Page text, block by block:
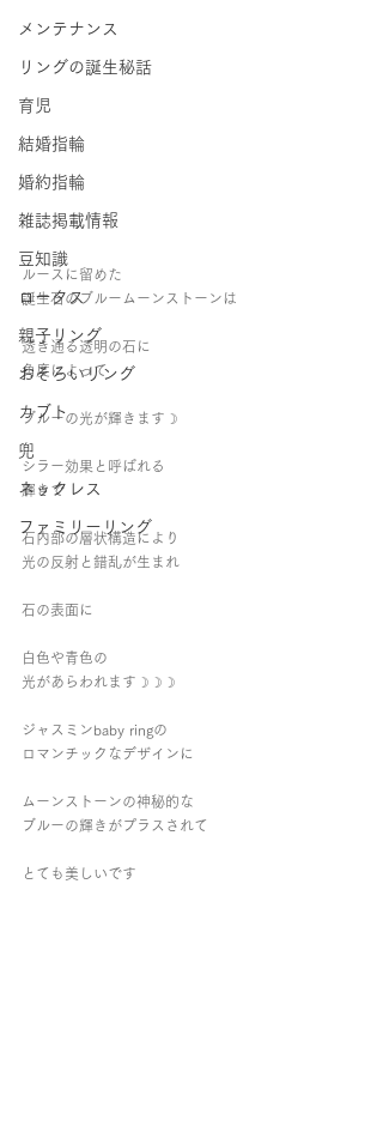
メンテナンス
リングの誕生秘話
育児
結婚指輪
婚約指輪
雑誌掲載情報
豆知識
ロータス
親子リング
おそろいリング
カブト
兜
ネックレス
ファミリーリング
ルースに留めた
誕生石のブルームーンストーンは
透き通る透明の石に
角度によって
ブルーの光が輝きます☽
シラー効果と呼ばれる
輝きで
石内部の層状構造により
光の反射と錯乱が生まれ
石の表面に
白色や青色の
光があらわれます☽☽☽
ジャスミンbaby ringの
ロマンチックなデザインに
ムーンストーンの神秘的な
ブルーの輝きがプラスされて
とても美しいです